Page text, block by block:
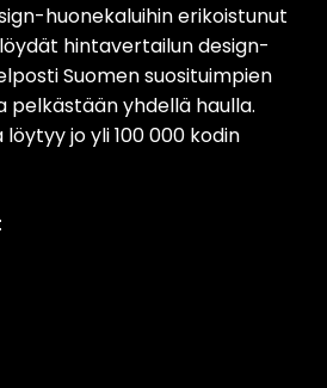
huonekaluihin erikoistunut
hintavertailun design-
Suomen suosituimpien
pelkästään yhdellä haulla.
jo yli 100 000 kodin